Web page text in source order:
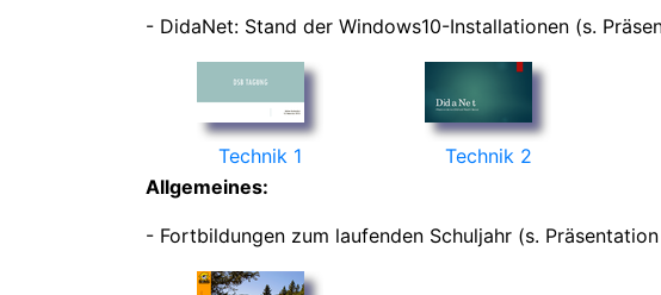
- DidaNet: Stand der Windows10-Installationen (s.
Technik 1
Technik 2
Allgemeines:
- Fortbildungen zum laufenden Schuljahr (s.